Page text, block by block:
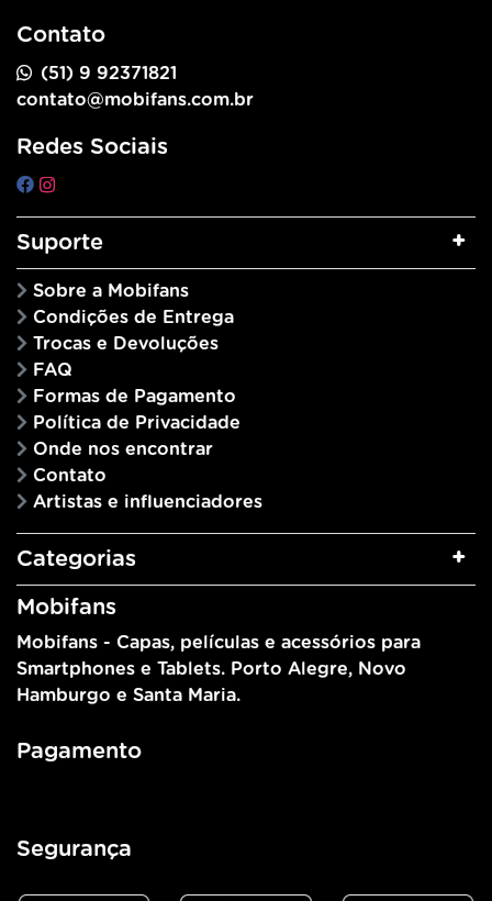
Contato
(51) 9 92371821
contato@mobifans.com.br
Redes Sociais
Suporte
Sobre a Mobifans
Condições de Entrega
Trocas e Devoluções
FAQ
Formas de Pagamento
Política de Privacidade
Onde nos encontrar
Contato
Artistas e influenciadores
Categorias
Mobifans
Mobifans - Capas, películas e acessórios para
Smartphones e Tablets. Porto Alegre, Novo
Hamburgo e Santa Maria.
Pagamento
Segurança